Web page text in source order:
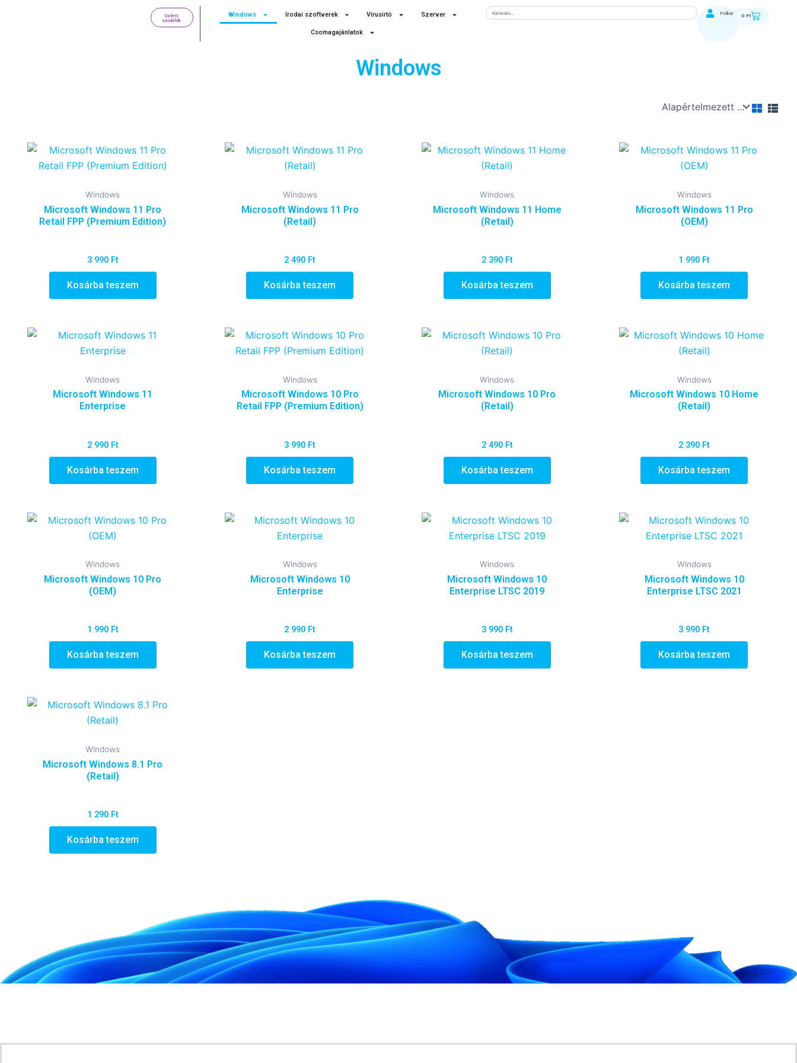
Üzleti
vásárlók
Windows Irodai szoftverek Vírusirtó Szerver
Csomagajánlatok
Keresés Fiókom 0 FtKosár
Windows
Windows
Microsoft Windows 11 Pro
Retail FPP (Premium Edition)
3 990 Ft
Kosárba teszem
Windows
Microsoft Windows 11 Pro
(Retail)
2 490 Ft
Kosárba teszem
Windows
Microsoft Windows 11 Home
(Retail)
2 390 Ft
Kosárba teszem
Windows
Microsoft Windows 11 Pro
(OEM)
1 990 Ft
Kosárba teszem
Windows
Microsoft Windows 11
Enterprise
2 990 Ft
Kosárba teszem
Windows
Microsoft Windows 10 Pro
Retail FPP (Premium Edition)
3 990 Ft
Kosárba teszem
Windows
Microsoft Windows 10 Pro
(Retail)
2 490 Ft
Kosárba teszem
Windows
Microsoft Windows 10 Home
(Retail)
2 390 Ft
Kosárba teszem
Windows
Microsoft Windows 10 Pro
(OEM)
1 990 Ft
Kosárba teszem
Windows
Microsoft Windows 10
Enterprise
2 990 Ft
Kosárba teszem
Windows
Microsoft Windows 10
Enterprise LTSC 2019
3 990 Ft
Kosárba teszem
Windows
Microsoft Windows 10
Enterprise LTSC 2021
3 990 Ft
Kosárba teszem
Windows
Microsoft Windows 8.1 Pro
(Retail)
1 290 Ft
Kosárba teszem